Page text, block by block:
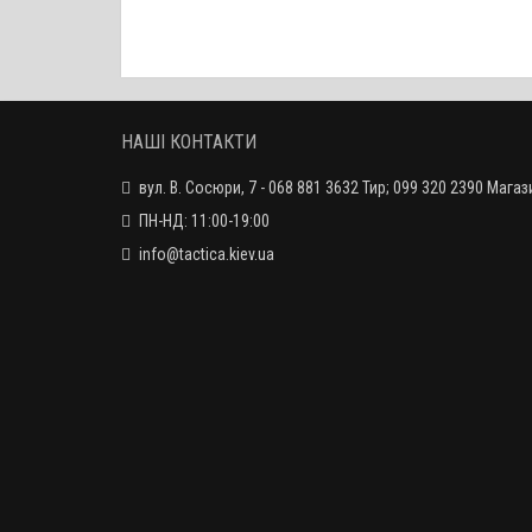
НАШІ КОНТАКТИ
вул. В. Сосюри, 7 - 068 881 3632 Тир; 099 320 2390
ПН-НД: 11:00-19:00
info@tactica.kiev.ua